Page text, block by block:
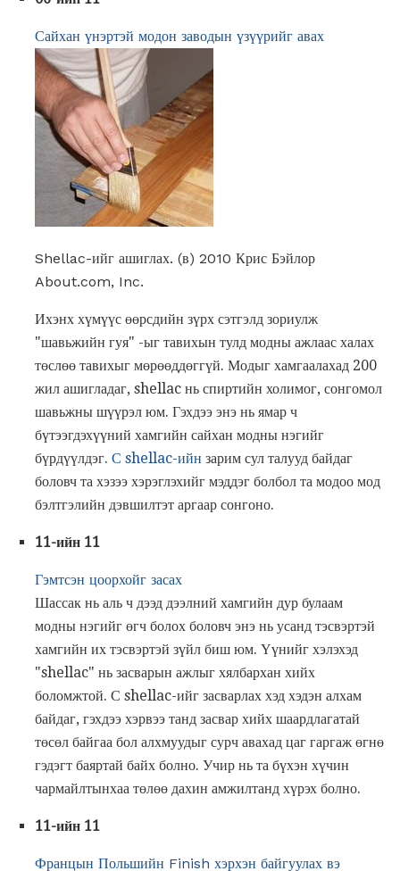
Сайхан үнэртэй модон заводын үзүүрийг авах
Shellac-ийг ашиглах. (в) 2010 Крис Бэйлор
About.com, Inc.
Ихэнх хүмүүс өөрсдийн зүрх сэтгэлд зориулж
"шавьжийн гуя" -ыг тавихын тулд модны ажлаас халах
төслөө тавихыг мөрөөддөггүй. Модыг хамгаалахад 200
жил ашигладаг, shellac нь спиртийн холимог, сонгомол
шавьжны шүүрэл юм. Гэхдээ энэ нь ямар ч
бүтээгдэхүүний хамгийн сайхан модны нэгийг
бүрдүүлдэг. С shellac-ийн зарим сул талууд байдаг
боловч та хэзээ хэрэглэхийг мэддэг болбол та модоо мод
бэлтгэлийн дэвшилтэт аргаар сонгоно.
11-ийн 11
Гэмтсэн цоорхойг засах
Шассак нь аль ч дээд дээлний хамгийн дур булаам
модны нэгийг өгч болох боловч энэ нь усанд тэсвэртэй
хамгийн их тэсвэртэй зүйл биш юм. Үүнийг хэлэхэд
"shellac" нь засварын ажлыг хялбархан хийх
боломжтой. С shellac-ийг засварлах хэд хэдэн алхам
байдаг, гэхдээ хэрвээ танд засвар хийх шаардлагатай
төсөл байгаа бол алхмуудыг сурч авахад цаг гаргаж өгнө
гэдэгт баяртай байх болно. Учир нь та бүхэн хүчин
чармайлтынхаа төлөө дахин амжилтанд хүрэх болно.
11-ийн 11
Францын Польшийн Finish хэрхэн байгуулах вэ